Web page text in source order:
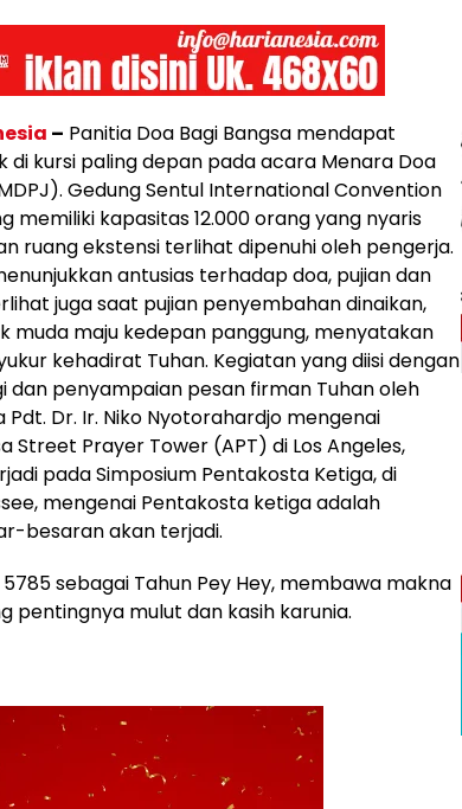
– Panitia Doa Bagi Bangsa mendapat
di kursi paling depan pada acara Menara Doa
Gedung Sentul International Convention
memiliki kapasitas 12.000 orang yang nyaris
ruang ekstensi terlihat dipenuhi oleh pengerja.
antusias terhadap doa, pujian dan
juga saat pujian penyembahan dinaikan,
muda maju kedepan panggung, menyatakan
kehadirat Tuhan. Kegiatan yang diisi dengan
dan penyampaian pesan firman Tuhan oleh
Dr. Ir. Niko Nyotorahardjo mengenai
Street Prayer Tower (APT) di Los Angeles,
pada Simposium Pentakosta Ketiga, di
mengenai Pentakosta ketiga adalah
besaran akan terjadi.
sebagai Tahun Pey Hey, membawa makna
pentingnya mulut dan kasih karunia.